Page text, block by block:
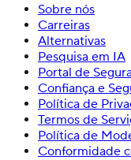
Sobre nós
Carreiras
Alternativas
Pesquisa em IA
Portal de
Confiança e
Política de
Termos de
Política de
Conformidade